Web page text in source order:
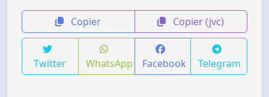
Copier Copier (jvc)
Twitter WhatsApp Facebook Telegram